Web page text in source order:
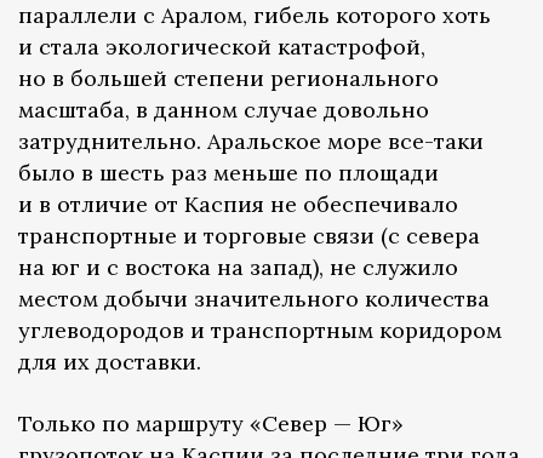
параллели с Аралом, гибель которого хоть
и стала экологической катастрофой,
но в большей степени регионального
масштаба, в данном случае довольно
затруднительно. Аральское море все-таки
было в шесть раз меньше по площади
и в отличие от Каспия не обеспечивало
транспортные и торговые связи (с севера
на юг и с востока на запад), не служило
местом добычи значительного количества
углеводородов и транспортным коридором
для их доставки.
Только по маршруту «Север — Юг»